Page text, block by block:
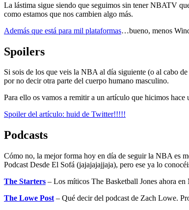
La lástima sigue siendo que seguimos sin tener NBATV
como estamos que nos cambien algo más.
Además que está para mil plataformas…bueno, menos
Spoilers
Si sois de los que veis la NBA al día siguiente (o al cabo
por no decir otra parte del cuerpo humano masculino.
Para ello os vamos a remitir a un artículo que hicimos
Spoiler del artículo: huid de Twitter!!!!!
Podcasts
Cómo no, la mejor forma hoy en día de seguir la NBA es
Podcast Desde El Sofá (jajajajajjaja), pero ese ya lo
The Starters – Los míticos The Basketball Jones ahora
The Lowe Post – Qué decir del podcast de Zach Lowe.